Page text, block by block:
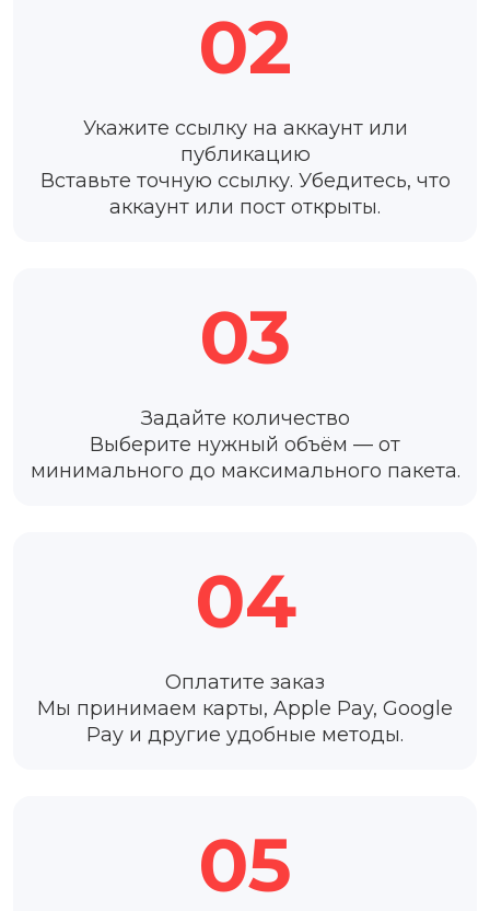
02
Укажите ссылку на аккаунт или
публикацию
Вставьте точную ссылку. Убедитесь, что
аккаунт или пост открыты.
03
Задайте количество
Выберите нужный объём — от
минимального до максимального пакета.
04
Оплатите заказ
Мы принимаем карты, Apple Pay, Google
Pay и другие удобные методы.
05